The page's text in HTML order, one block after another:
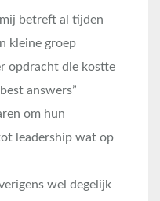
betreft al tijden
kleine groep
opdracht die kostte
answers”
om hun
leadership wat op
wel degelijk